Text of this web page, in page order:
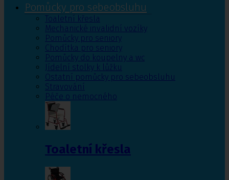
Pomůcky pro sebeobsluhu
Toaletní křesla
Mechanické invalidní vozíky
Pomůcky pro seniory
Chodítka pro seniory
Pomůcky do koupelny a wc
Jídelní stolky k lůžku
Ostatní pomůcky pro sebeobsluhu
Stravování
Péče o nemocného
Toaletní křesla